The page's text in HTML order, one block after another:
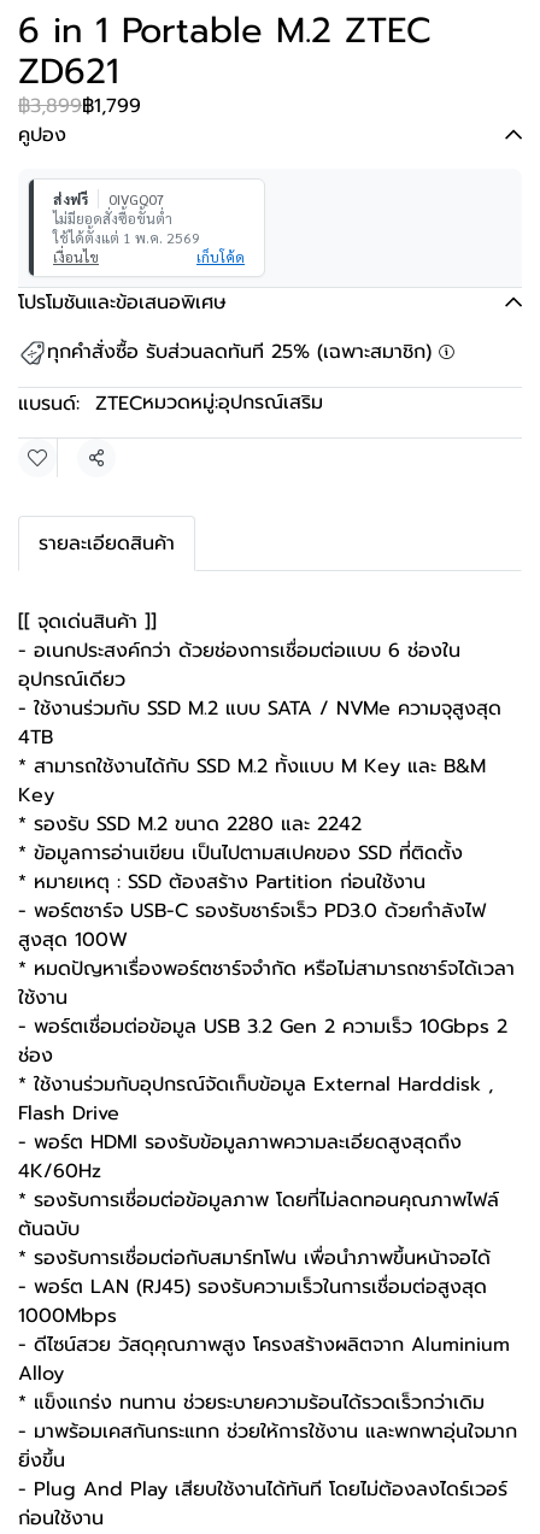
6 in 1 Portable M.2 ZTEC
ZD621
฿3,899฿1,799
คูปอง
ส่งฟรี
0IVGQ07
ไม่มียอดสั่งซื้อขั้นต่ำ
ใช้ได้ตั้งแต่ 1 พ.ค. 2569
เงื่อนไข
เก็บโค้ด
โปรโมชันและข้อเสนอพิเศษ
ทุกคำสั่งซื้อ รับส่วนลดทันที 25% (เฉพาะสมาชิก)
แบรนด์: ZTECหมวดหมู่:อุปกรณ์เสริม
แชร์
รายละเอียดสินค้า
[[ จุดเด่นสินค้า ]]
- อเนกประสงค์กว่า ด้วยช่องการเชื่อมต่อแบบ 6 ช่องใน
อุปกรณ์เดียว
- ใช้งานร่วมกับ SSD M.2 แบบ SATA / NVMe ความจุสูงสุด
4TB
* สามารถใช้งานได้กับ SSD M.2 ทั้งแบบ M Key และ B&M
Key
* รองรับ SSD M.2 ขนาด 2280 และ 2242
* ข้อมูลการอ่านเขียน เป็นไปตามสเปคของ SSD ที่ติดตั้ง
* หมายเหตุ : SSD ต้องสร้าง Partition ก่อนใช้งาน
- พอร์ตชาร์จ USB-C รองรับชาร์จเร็ว PD3.0 ด้วยกำลังไฟ
สูงสุด 100W
* หมดปัญหาเรื่องพอร์ตชาร์จจำกัด หรือไม่สามารถชาร์จได้เวลา
ใช้งาน
- พอร์ตเชื่อมต่อข้อมูล USB 3.2 Gen 2 ความเร็ว 10Gbps 2
ช่อง
* ใช้งานร่วมกับอุปกรณ์จัดเก็บข้อมูล External Harddisk ,
Flash Drive
- พอร์ต HDMI รองรับข้อมูลภาพความละเอียดสูงสุดถึง
4K/60Hz
* รองรับการเชื่อมต่อข้อมูลภาพ โดยที่ไม่ลดทอนคุณภาพไฟล์
ต้นฉบับ
* รองรับการเชื่อมต่อกับสมาร์ทโฟน เพื่อนำภาพขึ้นหน้าจอได้
- พอร์ต LAN (RJ45) รองรับความเร็วในการเชื่อมต่อสูงสุด
1000Mbps
- ดีไซน์สวย วัสดุคุณภาพสูง โครงสร้างผลิตจาก Aluminium
Alloy
* แข็งแกร่ง ทนทาน ช่วยระบายความร้อนได้รวดเร็วกว่าเดิม
- มาพร้อมเคสกันกระแทก ช่วยให้การใช้งาน และพกพาอุ่นใจมาก
ยิ่งขึ้น
- Plug And Play เสียบใช้งานได้ทันที โดยไม่ต้องลงไดร์เวอร์
ก่อนใช้งาน